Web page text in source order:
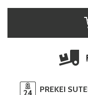
PREKEI